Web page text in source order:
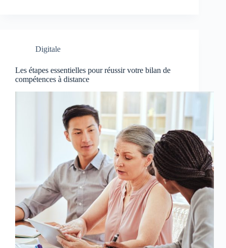
Digitale
Les étapes essentielles pour réussir votre bilan de
compétences à distance